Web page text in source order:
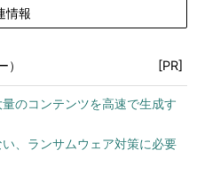
情報
[PR]
のコンテンツを高速で生成す
、ランサムウェア対策に必要